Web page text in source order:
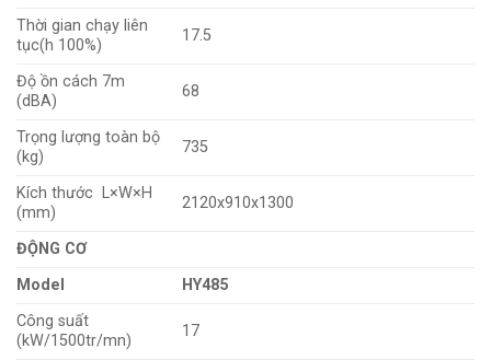
Thời gian chạy liên
tục(h 100%)
17.5
Độ ồn cách 7m
(dBA)
68
Trọng lượng toàn bộ
(kg)
735
Kích thước L×W×H
(mm)
2120x910x1300
ĐỘNG CƠ
Model
HY485
Công suất
(kW/1500tr/mn)
17